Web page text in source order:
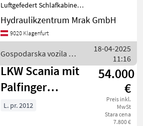
Luftgefedert Schlafkabine
mit einen Bett Ablagefächer
über dem Bett an der
Rückwand oben
Fahrer und Beifahrer Lede
Hydraulikzentrum Mrak GmbH
9020 Klagenfurt
Gospodarska vozila /
Scania
18-04-2025
11:16
LKW Scania mit
Palfinger
Ladekran
54.000
€
Preis inkl.
MwSt
Stara cena
7.800 €
L. pr. 2012